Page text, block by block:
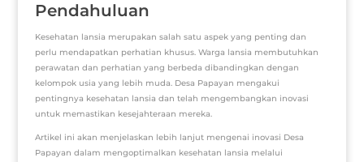
Pendahuluan
Kesehatan lansia merupakan salah satu aspek yang penting dan
perlu mendapatkan perhatian khusus. Warga lansia membutuhkan
perawatan dan perhatian yang berbeda dibandingkan dengan
kelompok usia yang lebih muda. Desa Papayan mengakui
pentingnya kesehatan lansia dan telah mengembangkan inovasi
untuk memastikan kesejahteraan mereka.
Artikel ini akan menjelaskan lebih lanjut mengenai inovasi Desa
Papayan dalam mengoptimalkan kesehatan lansia melalui